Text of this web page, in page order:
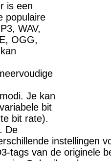
is een
populaire
WAV,
OGG,
Je kan
bit
bit rate).
De
instellingen
tags van de originele